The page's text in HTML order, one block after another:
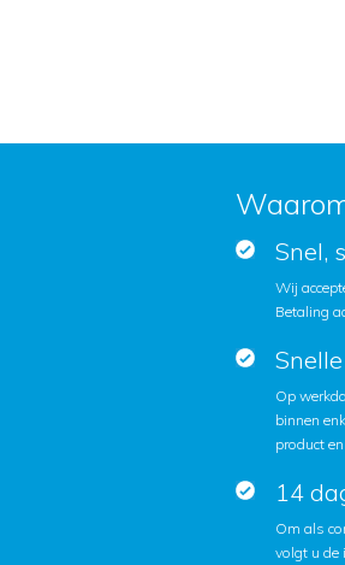
Snel,
Wij
Betaling
Op
binnen
product
14
Om als
volgt u de